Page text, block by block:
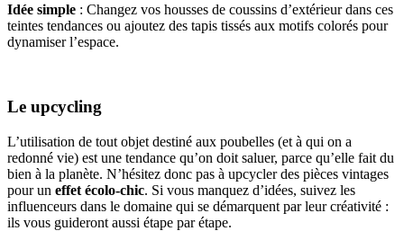
Idée simple : Changez vos housses de coussins d’extérieur dans ces
teintes tendances ou ajoutez des tapis tissés aux motifs colorés pour
dynamiser l’espace.
Le upcycling
L’utilisation de tout objet destiné aux poubelles (et à qui on a
redonné vie) est une tendance qu’on doit saluer, parce qu’elle fait du
bien à la planète. N’hésitez donc pas à upcycler des pièces vintages
pour un effet écolo-chic. Si vous manquez d’idées, suivez les
influenceurs dans le domaine qui se démarquent par leur créativité :
ils vous guideront aussi étape par étape.